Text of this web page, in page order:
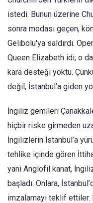
istedi. Bunun üzerine
sonra modası geçen,
Gelibolu'ya saldırdı.
Queen Elizabeth idi; o
kara desteği yoktu.
değil, İstanbul’a giden
İngiliz gemileri
hiçbir riske girmeden
İngilizlerin İstanbul’a
tehlike içinde gören
yani Anglofil kanat,
başladı. Onlara,
imzalamayı teklif